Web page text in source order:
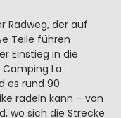
Radweg, der auf
Teile führen
Einstieg in die
La
es rund 90
radeln kann – von
wo sich die Strecke